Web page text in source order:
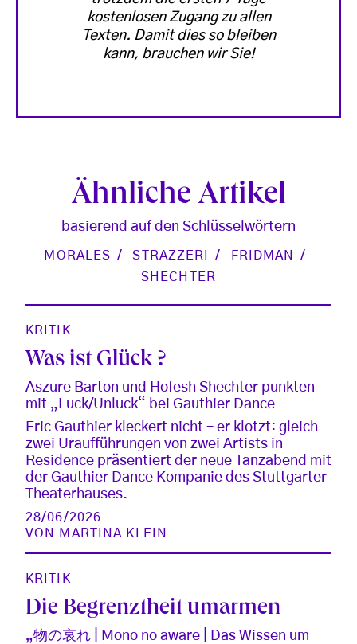
kostenlosen Zugang zu allen
Texten. Damit dies so bleiben
kann, brauchen wir Sie!
Ähnliche Artikel
basierend auf den Schlüsselwörtern
MORALES STRAZZERI
FRIDMAN
SHECHTER
KRITIK
Was ist Glück ?
Aszure Barton und Hofesh Shechter punkten
mit „Luck/Unluck“ bei Gauthier Dance
Eric Gauthier kleckert nicht – er klotzt: gleich
zwei Uraufführungen von zwei Artists in
Residence präsentiert der neue Tanzabend mit
der Gauthier Dance Kompanie des Stuttgarter
Theaterhauses.
28/06/2026
VON MARTINA KLEIN
KRITIK
Die Begrenztheit umarmen
„物の哀れ | Mono no aware | Das Wissen um